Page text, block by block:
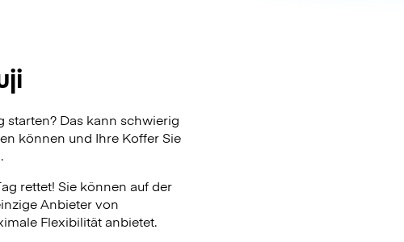
starten? Das kann schwierig
können und Ihre Koffer Sie
rettet! Sie können auf der
Anbieter von
Flexibilität anbietet.